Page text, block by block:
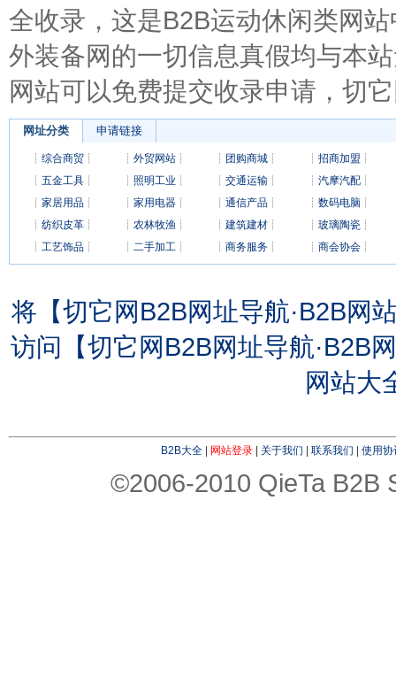
全收录，这是B2B运动休闲类网
外装备网的一切信息真假均与本
网站可以免费提交收录申请，切
网址分类 申请链接
┊ 综合商贸 ┊ ┊ 外贸网站 ┊ ┊ 团购商城 ┊ ┊ 招商加盟 ┊
┊ 五金工具 ┊ ┊ 照明工业 ┊ ┊ 交通运输 ┊ ┊ 汽摩汽配┊
┊ 家居用品 ┊ ┊ 家用电器 ┊ ┊ 通信产品 ┊ ┊ 数码电脑 ┊
┊ 纺织皮革 ┊ ┊ 农林牧渔 ┊ ┊ 建筑建材 ┊ ┊ 玻璃陶瓷┊
┊ 工艺饰品 ┊ ┊ 二手加工 ┊ ┊ 商务服务 ┊ ┊ 商会协会┊
将【切它网B2B网址导航·B2B网
访问【切它网B2B网址导航·B2B
网站大
B2B大全| 网站登录| 关于我们 联系我们 使用协
©2006-2010 QieTa B2B